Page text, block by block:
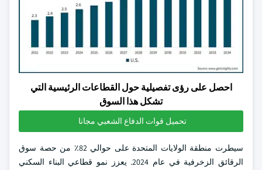
احصل على رؤى تفصيلية حول القطاعات الرئيسية التي
تشكل هذا السوق
تحميل قوات الدفاع الشعبي مجانا
سيطرت منطقة الولايات المتحدة على حوالي 82٪ من حصة سوق
الرقائق الزخرفية في عام 2024. يعزز نمو قطاعي البناء السكني